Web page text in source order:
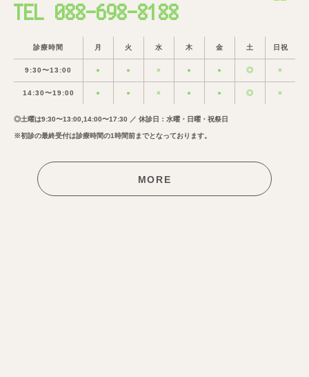
TEL 088-698-8188
診療時間 月 火 水 木 金 土 日祝
9:30〜13:00 ● ● × ● ● ◎ ×
14:30〜19:00 ● ● × ● ● ◎ ×
◎土曜は9:30〜13:00,14:00〜17:30 ／ 休診日：水曜・日曜・祝祭日
※初診の最終受付は診療時間の1時間前までとなっております。
MORE